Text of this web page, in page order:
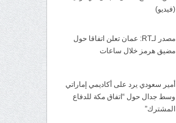
(فيديو)
مصدر لـRT: عمان تعلن اتفاقا حول
مضيق هرمز خلال ساعات
أمير سعودي يرد على أكاديمي إماراتي
وسط جدال حول “اتفاق مكة للدفاع
المشترك”